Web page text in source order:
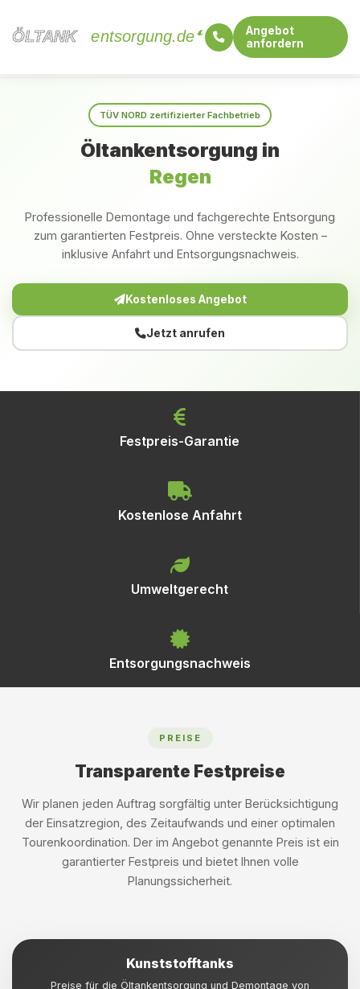
ÖLTANK
ÖLTANK entsorgung.de
Angebot
anfordern
TÜV NORD zertifizierter Fachbetrieb
Öltankentsorgung in
Regen
Professionelle Demontage und fachgerechte Entsorgung
zum garantierten Festpreis. Ohne versteckte Kosten –
inklusive Anfahrt und Entsorgungsnachweis.
Kostenloses Angebot
Jetzt anrufen
Festpreis-Garantie
Kostenlose Anfahrt
Umweltgerecht
Entsorgungsnachweis
PREISE
Transparente Festpreise
Wir planen jeden Auftrag sorgfältig unter Berücksichtigung
der Einsatzregion, des Zeitaufwands und einer optimalen
Tourenkoordination. Der im Angebot genannte Preis ist ein
garantierter Festpreis und bietet Ihnen volle
Planungssicherheit.
Kunststofftanks
Preise für die Öltankentsorgung und Demontage von